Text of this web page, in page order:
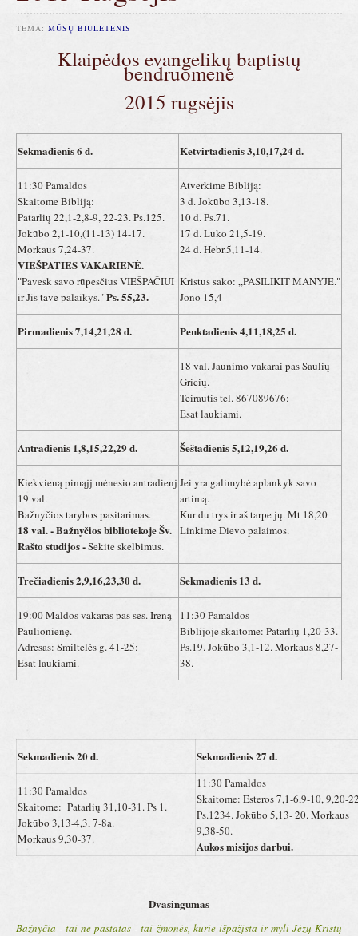
TEMA: MŪSŲ BIULETENIS
Klaipėdos evangelikų baptistų
bendruomenė
2015 rugsėjis
Sekmadienis 6 d. Ketvirtadienis 3,10,17,24 d.
11:30 Pamaldos
Skaitome Bibliją:
Patarlių 22,1-2,8-9, 22-23. Ps.125.
Jokūbo 2,1-10,(11-13) 14-17.
Morkaus 7,24-37.
VIEŠPATIES VAKARIENĖ.
"Pavesk savo rūpesčius VIEŠPAČIUI
ir Jis tave palaikys."Ps. 55,23.
Atverkime Bibliją:
3 d. Jokūbo 3,13-18.
10 d. Ps.71.
17 d. Luko 21,5-19.
24 d. Hebr.5,11-14.
Kristus sako: „PASILIKIT MANYJE."
Jono 15,4
Pirmadienis 7,14,21,28 d. Penktadienis 4,11,18,25 d.
18 val. Jaunimo vakarai pas Saulių
Gricių.
Teirautis tel. 867089676;
Esat laukiami.
Antradienis 1,8,15,22,29 d. Šeštadienis 5,12,19,26 d.
Kiekvieną pimąjj mėnesio antradienj
19 val.
Bažnyčios tarybos pasitarimas.
18 val. - Bažnyčios bibliotekoje Šv.
Rašto studijos -Sekite skelbimus.
Jei yra galimybė aplankyk savo
artimą.
Kur du trys ir aš tarpe jų. Mt 18,20
Linkime Dievo palaimos.
Trečiadienis 2,9,16,23,30 d. Sekmadienis 13 d.
19:00 Maldos vakaras pas ses. Ireną
Paulionienę.
Adresas: Smiltelės g. 41-25;
Esat laukiami.
11:30 Pamaldos
Biblijoje skaitome: Patarlių 1,20-33.
Ps.19. Jokūbo 3,1-12. Morkaus 8,27-
38.
Sekmadienis 20 d. Sekmadienis 27 d.
11:30 Pamaldos
Skaitome: Patarlių 31,10-31. Ps 1.
Jokūbo 3,13-4,3, 7-8a.
Morkaus 9,30-37.
11:30 Pamaldos
Skaitome: Esteros 7,1-6,9-10, 9,20-
Ps.1234. Jokūbo 5,13- 20. Morkaus
9,38-50.
Aukos misijos darbui.
Dvasingumas
Bažnyčia - tai ne pastatas - tai žmonės, kurie išpažįsta ir myli Jėzų Kristų